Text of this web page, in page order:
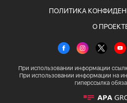
ПОЛИТИКА
О
При использовании информации
При использовании информации на
гиперссылка